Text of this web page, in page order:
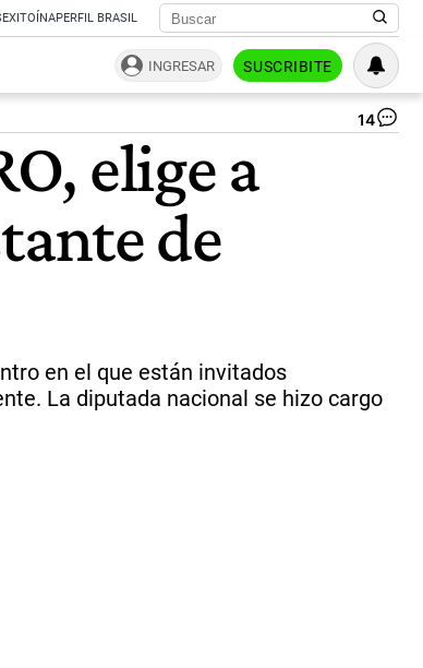
EXITOÍNAPERFIL BRASIL
INGRESAR SUSCRIBITE
14
elige a
de
en el que están invitados
La diputada nacional se hizo cargo